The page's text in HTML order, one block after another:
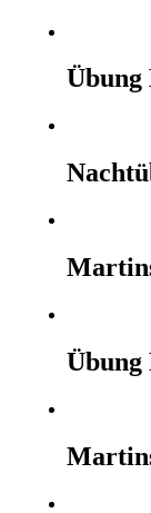
Übung
Übung